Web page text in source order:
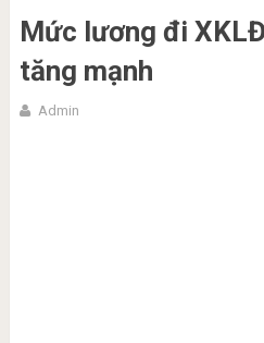
Mức lương đi
tăng mạnh
Admin